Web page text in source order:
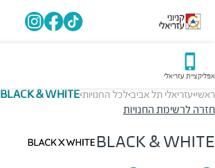
אפליקציית עזריאלי
ראשי>עזריאלי תל אביב>לכל החנויות>
BLACK & WHITE
חזרה לרשימת החנויות
BLACK & WHITE